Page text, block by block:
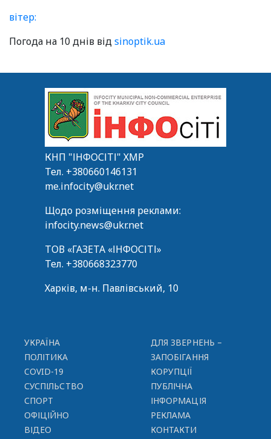
вітер:
Погода на 10 днів відsinoptik.ua
КНП "ІНФОСІТІ" ХМР
Тел. +380660146131
me.infocity@ukr.net
Щодо розміщення реклами:
infocity.news@ukr.net
ТОВ «ГАЗЕТА «ІНФОСІТІ»
Тел. +380668323770
Харків, м-н. Павлівський, 10
УКРАЇНА
ПОЛІТИКА
COVID-19
СУСПІЛЬСТВО
СПОРТ
ОФІЦІЙНО
ВІДЕО
ДЛЯ ЗВЕРНЕНЬ –
ЗАПОБІГАННЯ
КОРУПЦІЇ
ПУБЛІЧНА
ІНФОРМАЦІЯ
РЕКЛАМА
КОНТАКТИ